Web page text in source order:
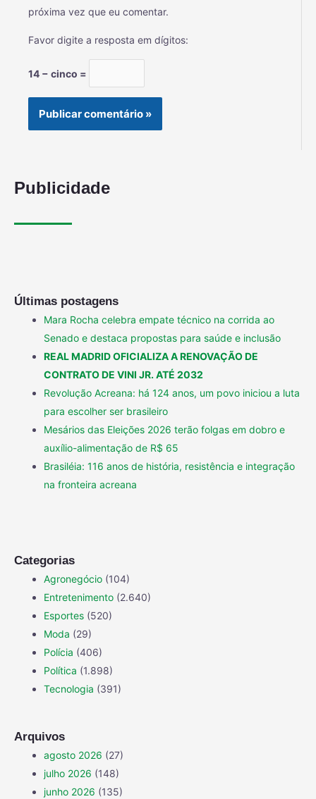
próxima vez que eu comentar.
Favor digite a resposta em dígitos:
14 − cinco =
Publicidade
Últimas postagens
Mara Rocha celebra empate técnico na corrida ao
Senado e destaca propostas para saúde e inclusão
REAL MADRID OFICIALIZA A RENOVAÇÃO DE
CONTRATO DE VINI JR. ATÉ 2032
Revolução Acreana: há 124 anos, um povo iniciou a luta
para escolher ser brasileiro
Mesários das Eleições 2026 terão folgas em dobro e
auxílio-alimentação de R$ 65
Brasiléia: 116 anos de história, resistência e integração
na fronteira acreana
Categorias
Agronegócio (104)
Entretenimento (2.640)
Esportes (520)
Moda (29)
Polícia (406)
Política (1.898)
Tecnologia (391)
Arquivos
agosto 2026 (27)
julho 2026 (148)
junho 2026 (135)